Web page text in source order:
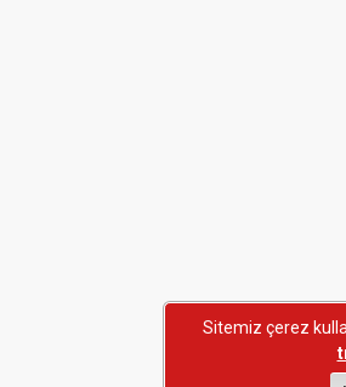
Sitemiz çerez